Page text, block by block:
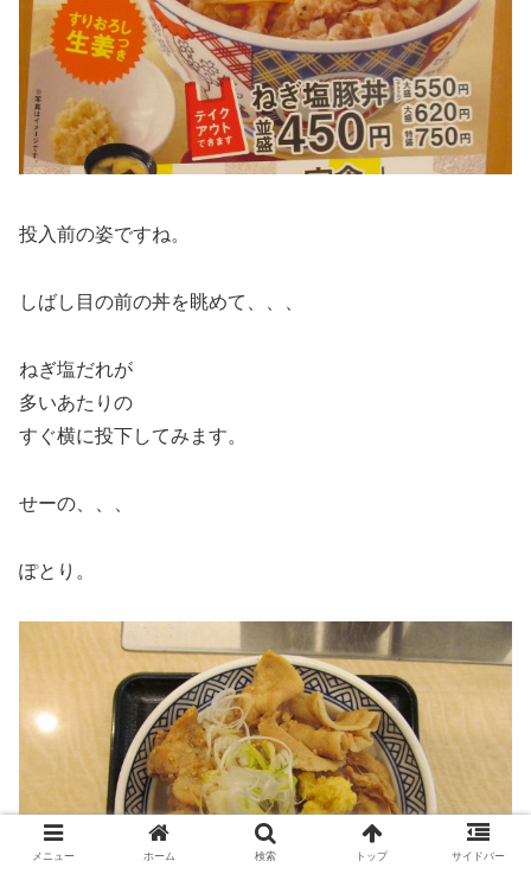
投入前の姿ですね。
しばし目の前の丼を眺めて、、、
ねぎ塩だれが
多いあたりの
すぐ横に投下してみます。
せーの、、、
ぽとり。
メニュー ホーム 検索 トップ サイドバー